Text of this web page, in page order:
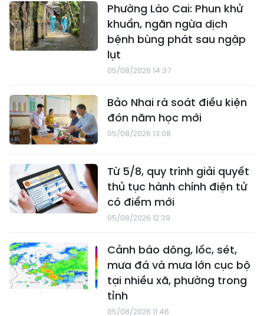
Phường Lào Cai: Phun khử
khuẩn, ngăn ngừa dịch
bệnh bùng phát sau ngập
lụt
05/08/2026 14:37
Bảo Nhai rà soát điều kiện
đón năm học mới
05/08/2026 13:08
Từ 5/8, quy trình giải quyết
thủ tục hành chính điện tử
có điểm mới
05/08/2026 12:39
Cảnh báo dông, lốc, sét,
mưa đá và mưa lớn cục bộ
tại nhiều xã, phường trong
tỉnh
05/08/2026 11:46